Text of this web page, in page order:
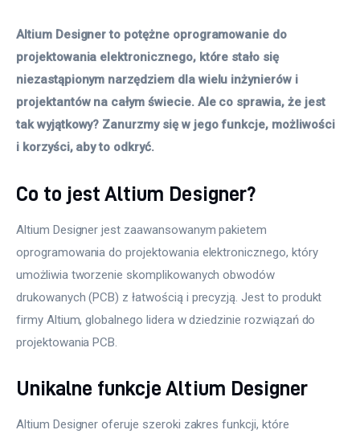
Altium Designer to potężne oprogramowanie do
projektowania elektronicznego, które stało się
niezastąpionym narzędziem dla wielu inżynierów i
projektantów na całym świecie. Ale co sprawia, że jest
tak wyjątkowy? Zanurzmy się w jego funkcje, możliwości
i korzyści, aby to odkryć.
Co to jest Altium Designer?
Altium Designer jest zaawansowanym pakietem
oprogramowania do projektowania elektronicznego, który
umożliwia tworzenie skomplikowanych obwodów
drukowanych (PCB) z łatwością i precyzją. Jest to produkt
firmy Altium, globalnego lidera w dziedzinie rozwiązań do
projektowania PCB.
Unikalne funkcje Altium Designer
Altium Designer oferuje szeroki zakres funkcji, które